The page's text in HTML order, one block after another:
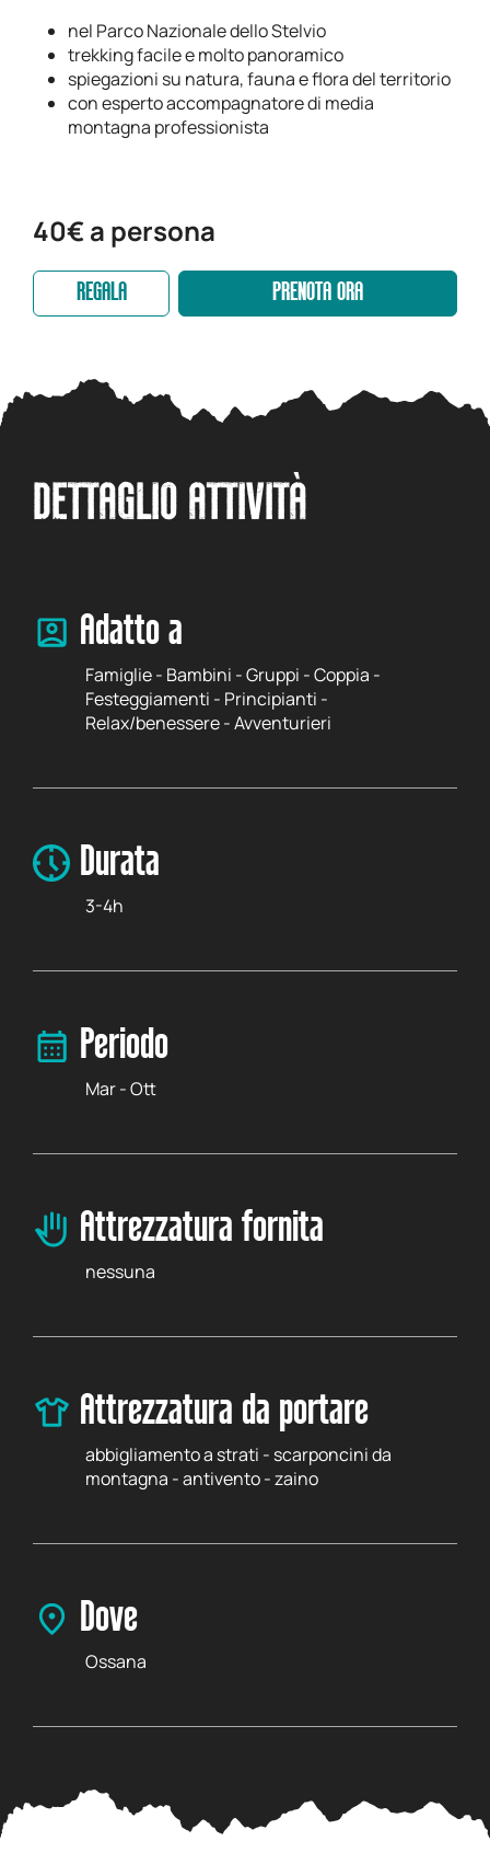
nel Parco Nazionale dello Stelvio
trekking facile e molto panoramico
spiegazioni su natura, fauna e flora del territorio
con esperto accompagnatore di media
montagna professionista
40€ a persona
REGALA PRENOTA ORA
DETTAGLIO ATTIVITÀ
Adatto a
Famiglie - Bambini - Gruppi - Coppia -
Festeggiamenti - Principianti -
Relax/benessere - Avventurieri
Durata
3-4h
Periodo
Mar - Ott
Attrezzatura fornita
nessuna
Attrezzatura da portare
abbigliamento a strati - scarponcini da
montagna - antivento - zaino
Dove
Ossana